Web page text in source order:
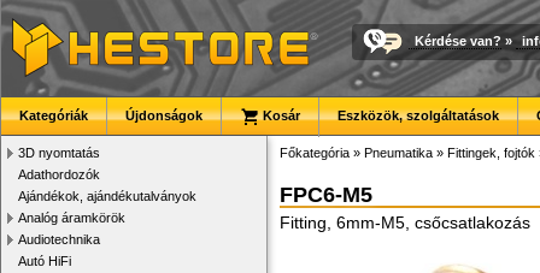
Kérdése van? »
Kategóriák Újdonságok Kosár Eszközök, szolgáltatások
3D nyomtatás
Adathordozók
Ajándékok, ajándékutalványok
Analóg áramkörök
Audiotechnika
Autó HiFi
Főkategória » Pneumatika » Fittingek, fojtók
FPC6-M5
Fitting, 6mm-M5, csőcsatlakozás